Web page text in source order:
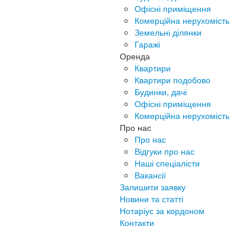
Офісні приміщення
Комерційна нерухомість
Земельні ділянки
Гаражі
Оренда
Квартири
Квартири подобово
Будинки, дачі
Офісні приміщення
Комерційна нерухомість
Про нас
Про нас
Відгуки про нас
Наші спеціалісти
Вакансії
Залишити заявку
Новини та статті
Нотаріус за кордоном
Контакти